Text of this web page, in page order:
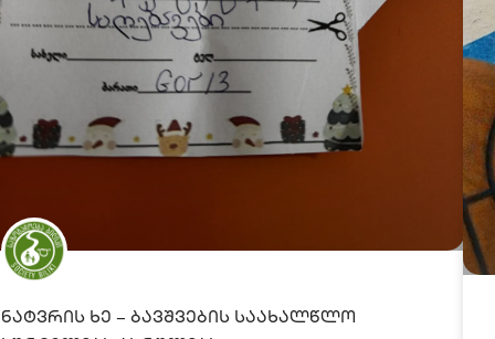
ნატვრის ხე – ბავშვების საახალწლო